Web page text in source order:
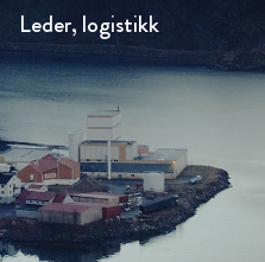
Leder, logistikk